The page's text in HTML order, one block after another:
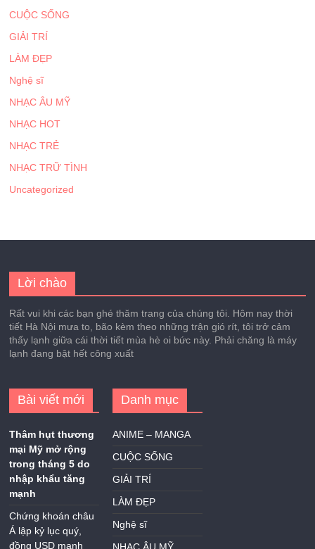
CUỘC SỐNG
GIẢI TRÍ
LÀM ĐẸP
Nghệ sĩ
NHẠC ÂU MỸ
NHẠC HOT
NHẠC TRẺ
NHẠC TRỮ TÌNH
Uncategorized
Lời chào
Rất vui khi các bạn ghé thăm trang của chúng tôi. Hôm nay thời
tiết Hà Nội mưa to, bão kèm theo những trận gió rít, tôi trở cảm
thấy lạnh giữa cái thời tiết mùa hè oi bức này. Phải chăng là máy
lạnh đang bật hết công xuất
Bài viết mới
Thâm hụt thương
mại Mỹ mở rộng
trong tháng 5 do
nhập khẩu tăng
mạnh
Chứng khoán châu
Á lập kỷ lục quý,
đồng USD mạnh
Danh mục
ANIME – MANGA
CUỘC SỐNG
GIẢI TRÍ
LÀM ĐẸP
Nghệ sĩ